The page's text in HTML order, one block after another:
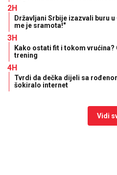
2H
Državljani Srbije izazvali buru
me je sramota!"
3H
Kako ostati fit i tokom
trening
4H
Tvrdi da dečka dijeli sa
šokiralo internet
Vidi